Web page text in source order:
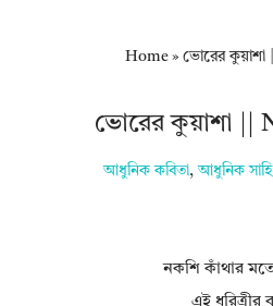
Home» ভোরের
ভোরের কুয়াশা ||
আধুনিক কবিতা, আধুনিক
নকশি কাঁথার মতো
এই ধরিত্রীর